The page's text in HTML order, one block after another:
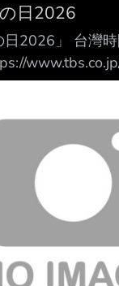
日2026
日2026」 台灣
H1ik3A0
LNeRAgG
5MmgyzY
NOUvaWX
木坂46「シンク